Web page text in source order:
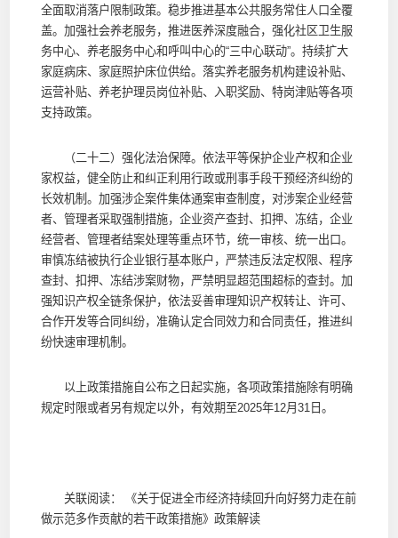
全面取消落户限制政策。稳步推进基本公共服务常住人口全覆
盖。加强社会养老服务，推进医养深度融合，强化社区卫生服
务中心、养老服务中心和呼叫中心的“三中心联动”。持续扩大
家庭病床、家庭照护床位供给。落实养老服务机构建设补贴、
运营补贴、养老护理员岗位补贴、入职奖励、特岗津贴等各项
支持政策。
（二十二）强化法治保障。依法平等保护企业产权和企业
家权益，健全防止和纠正利用行政或刑事手段干预经济纠纷的
长效机制。加强涉企案件集体通案审查制度，对涉案企业经营
者、管理者采取强制措施，企业资产查封、扣押、冻结，企业
经营者、管理者结案处理等重点环节，统一审核、统一出口。
审慎冻结被执行企业银行基本账户，严禁违反法定权限、程序
查封、扣押、冻结涉案财物，严禁明显超范围超标的查封。加
强知识产权全链条保护，依法妥善审理知识产权转让、许可、
合作开发等合同纠纷，准确认定合同效力和合同责任，推进纠
纷快速审理机制。
以上政策措施自公布之日起实施，各项政策措施除有明确
规定时限或者另有规定以外，有效期至2025年12月31日。
关联阅读：
《关于促进全市经济持续回升向好努力走在前
做示范多作贡献的若干政策措施》政策解读